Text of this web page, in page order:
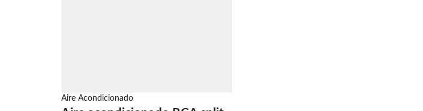
Aire Acondicionado